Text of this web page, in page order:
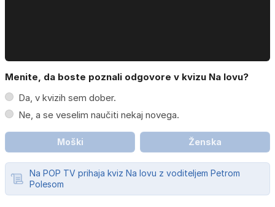
Menite, da boste poznali odgovore v kvizu Na lovu?
Da, v kvizih sem dober.
Ne, a se veselim naučiti nekaj novega.
Moški Ženska
Na POP TV prihaja kviz Na lovu z voditeljem Petrom
Polesom